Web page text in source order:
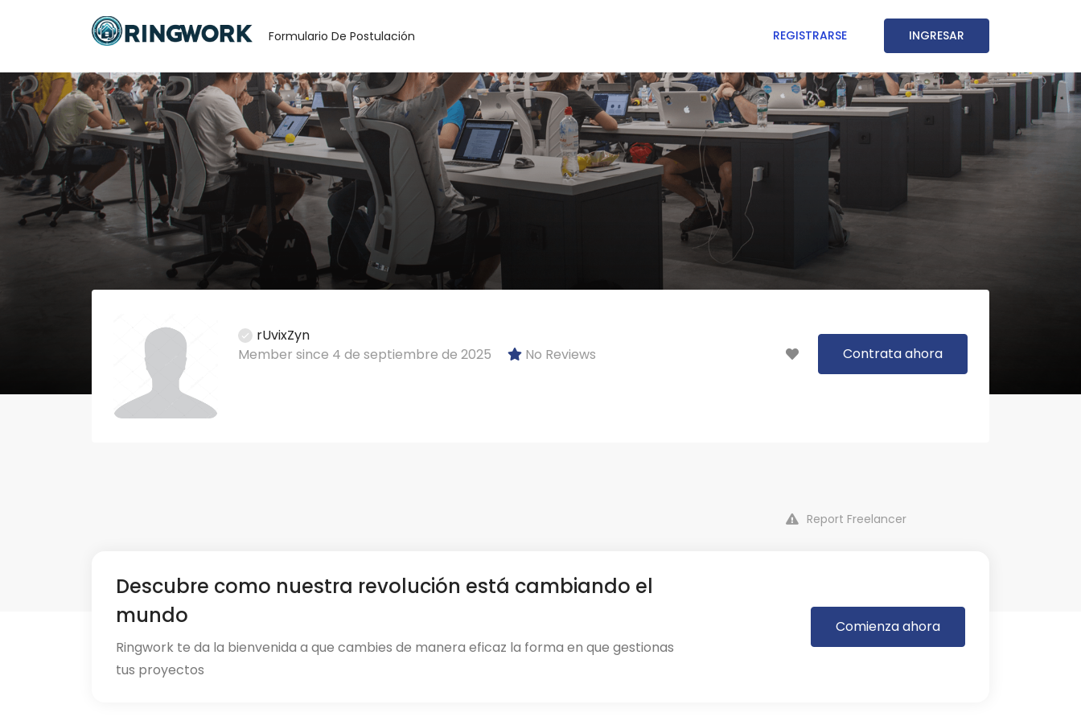
Formulario De Postulación REGISTRARSE INGRESAR
rUvixZyn
Member since 4 de septiembre de 2025
No Reviews Contrata ahora
Report Freelancer
Descubre como nuestra revolución está cambiando el
mundo
Ringwork te da la bienvenida a que cambies de manera eficaz la forma en que gestionas
tus proyectos
Comienza ahora